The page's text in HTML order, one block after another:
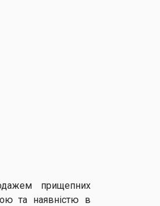
прищепних
та наявністю в